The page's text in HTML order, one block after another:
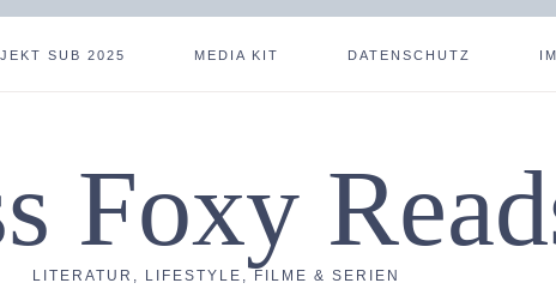
SUB 2025 MEDIA KIT DATENSCHUTZ
Foxy
LITERATUR, LIFESTYLE, FILME & SERIEN